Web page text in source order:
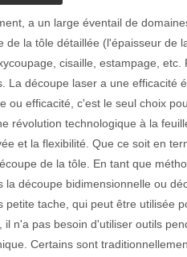
paysage de fabrication et
a un large éventail de
la tôle détaillée (l'épaisseur de
cisaille, estampage, etc.
découpe laser a une efficacité
efficacité, c'est le seul choix
révolution technologique à la
et la flexibilité. Que ce soit en
de la tôle. En tant que
découpe bidimensionnelle ou
tache, qui peut être utilisée
n'a pas besoin d'utiliser outils
Certains sont